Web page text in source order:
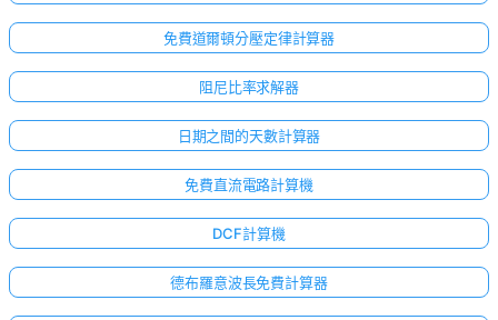
點擊
入！
免費道爾頓分壓定律計算器
阻尼比率求解器
日期之間的天數計算器
免費直流電路計算機
DCF計算機
德布羅意波長免費計算器